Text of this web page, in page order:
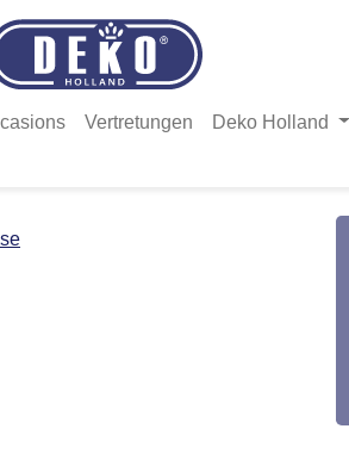
Vertretungen Deko Holland